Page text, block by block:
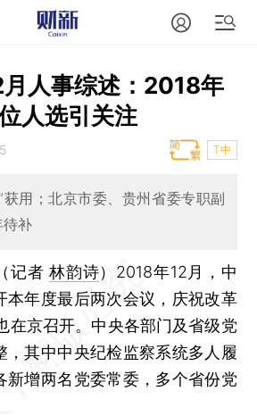
人事综述：2018年
人选引关注
T中
获用；北京市委、贵州省委专职副
待补
记者林韵诗） 2018年12月，中
本年度最后两次会议，庆祝改革
在京召开。中央各部门及省级党
，其中中央纪检监察系统多人履
新增两名党委常委，多个省份党